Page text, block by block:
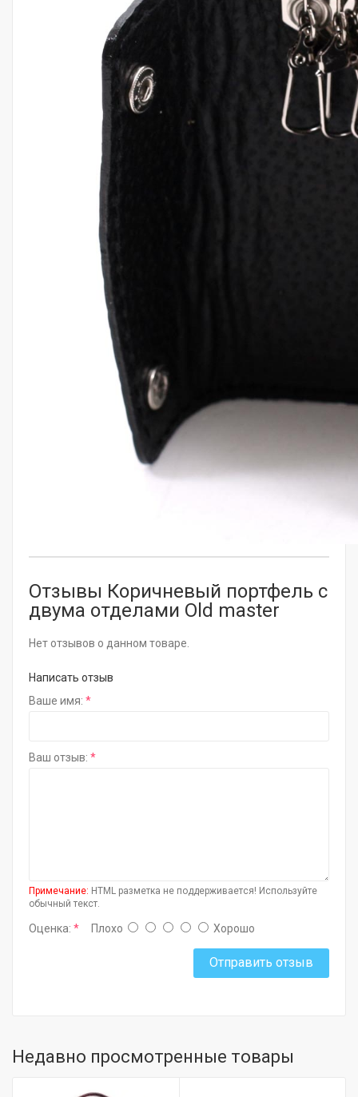
Отзывы Коричневый портфель с
двума отделами Old master
Нет отзывов о данном товаре.
Написать отзыв
Ваше имя:
Ваш отзыв:
Примечание: HTML разметка не поддерживается! Используйте
обычный текст.
Оценка: Плохо Хорошо
Отправить отзыв
Недавно просмотренные товары